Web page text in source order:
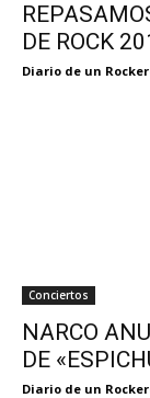
DE ROCK
Diario de un
Conciertos
NARCO
DE
Diario de un